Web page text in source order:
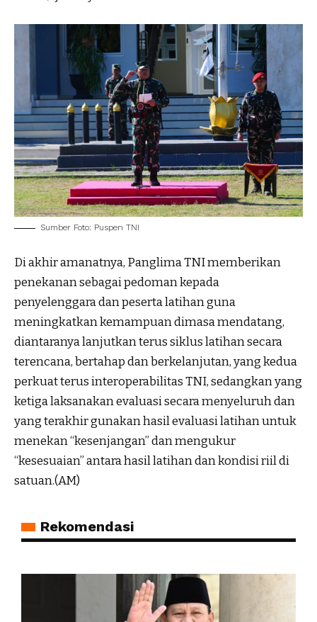
Sumber Foto: Puspen TNI
Di akhir amanatnya, Panglima TNI memberikan
penekanan sebagai pedoman kepada
penyelenggara dan peserta latihan guna
meningkatkan kemampuan dimasa mendatang,
diantaranya lanjutkan terus siklus latihan secara
terencana, bertahap dan berkelanjutan, yang kedua
perkuat terus interoperabilitas TNI, sedangkan yang
ketiga laksanakan evaluasi secara menyeluruh dan
yang terakhir gunakan hasil evaluasi latihan untuk
menekan “kesenjangan” dan mengukur
“kesesuaian” antara hasil latihan dan kondisi riil di
satuan.(AM)
Rekomendasi